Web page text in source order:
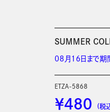
SUMMER
08月16日まで期
ETZA-5868
￥480 (税